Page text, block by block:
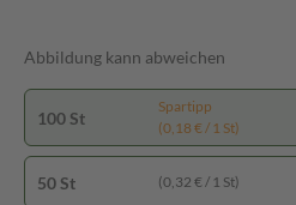
Abbildung kann abweichen
100 St
Spartipp
(0,18 € / 1 St)
50 St (0,32 € / 1 St)